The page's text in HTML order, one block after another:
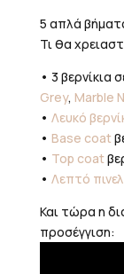
5 απλά
Τι θα
• 3 βερνίκια
Grey, Marble
• Λευκό
• Base coat
• Top coat
• Λεπτό
Και τώρα η
προσέγγιση: